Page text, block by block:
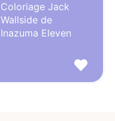
Coloriage Jack
Wallside de
Inazuma Eleven